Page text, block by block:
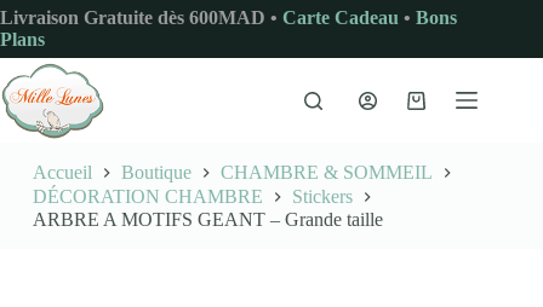
Passer
au
contenu
Livraison Gratuite dès 600MAD • Carte Cadeau • Bons
Plans
Panier
Accueil Boutique
CHAMBRE & SOMMEIL
DÉCORATION CHAMBRE
Stickers
ARBRE A MOTIFS GEANT – Grande taille